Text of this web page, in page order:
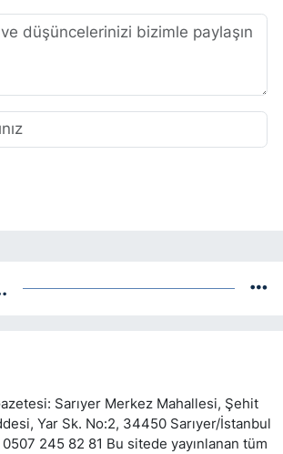
Sarıyer Merkez Mahallesi, Şehit
Yar Sk. No:2, 34450 Sarıyer/İstanbul
245 82 81 Bu sitede yayınlanan tüm